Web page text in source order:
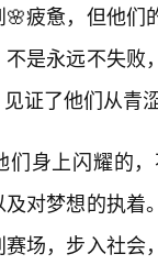
疲惫，但他
是永远不失
证了他们从青
们身上闪耀的
对梦想的执
场，步入社